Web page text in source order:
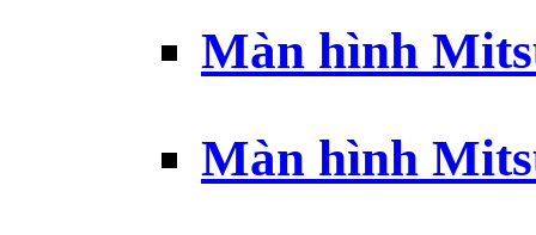
Màn hình
Màn hình